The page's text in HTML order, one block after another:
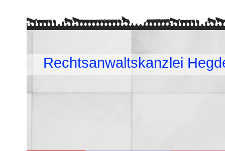
Rechtsanwaltskanzlei